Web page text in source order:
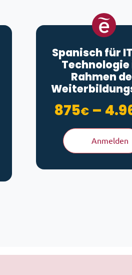
Spanisch für
Technologie
Rahmen
875€ –
Anmelden